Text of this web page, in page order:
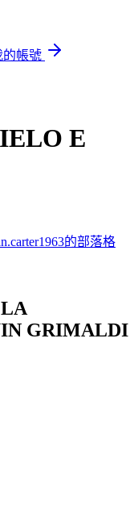
的帳號
E
的部落格
GRIMALDI